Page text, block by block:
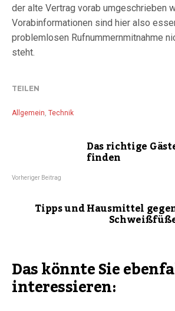
der alte Vertrag vorab umgeschrieben
Vorabinformationen sind hier also
problemlosen Rufnummernmitnahme
steht.
TEILEN
Allgemein, Technik
Das richtige
finden
Vorheriger Beitrag
Tipps und Hausmittel
Das könnte Sie
interessieren: